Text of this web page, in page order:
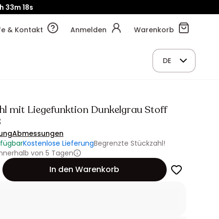
33m 17s
& Kontakt Anmelden Warenkorb
DE
mit Liegefunktion Dunkelgrau Stoff
Abmessungen
Kostenlose LieferungBegrenzte Stückzahl!
von 5 Tagen
In den Warenkorb